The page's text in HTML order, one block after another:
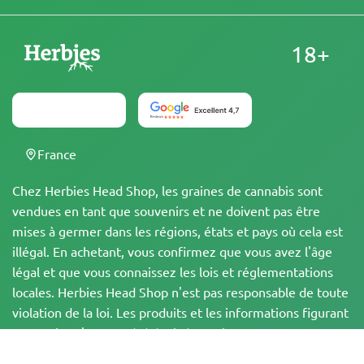
Chez Herbies Head Shop, les graines de cannabis sont
vendues en tant que souvenirs et ne doivent pas être
mises à germer dans les régions, états et pays où cela est
illégal. En achetant, vous confirmez que vous avez l'âge
légal et que vous connaissez les lois et réglementations
locales. Herbies Head Shop n'est pas responsable de toute
violation de la loi. Les produits et les informations figurant
sur ce site n'ont pas été évalués par la FDA et ne sont PAS
18+
France